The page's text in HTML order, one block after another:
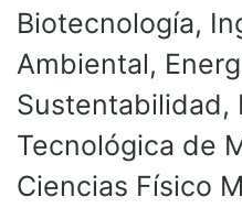
Biotecnología,
Ambiental,
Sustentabilidad,
Tecnológica de
Ciencias Físico